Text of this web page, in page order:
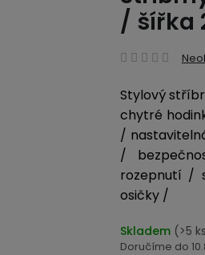
/ šířka
je
0,0
z
5
Stylový
chytré
/
/
rozepnutí /
osičky /
Skladem (>5